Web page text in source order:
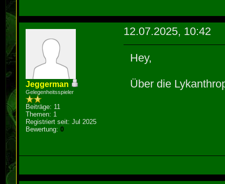
Jeggerman
Gelegenheitsspieler
Beiträge: 11
Themen: 1
Registriert seit: Jul 2025
Bewertung:0
12.07.2025, 10:42
Hey,
Über die